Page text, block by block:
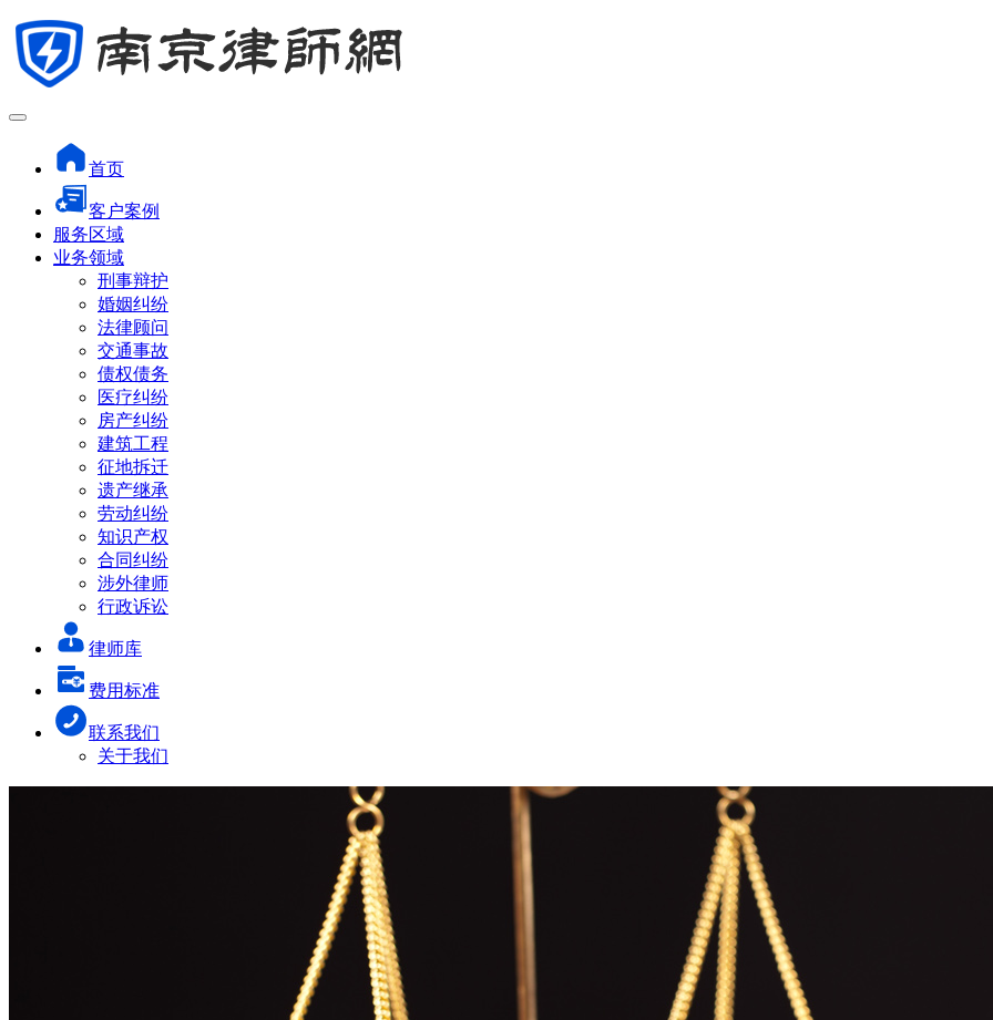
首页
客户案例
服务区域
业务领域
刑事辩护
婚姻纠纷
法律顾问
交通事故
债权债务
医疗纠纷
房产纠纷
建筑工程
征地拆迁
遗产继承
劳动纠纷
知识产权
合同纠纷
涉外律师
行政诉讼
律师库
费用标准
联系我们
关于我们